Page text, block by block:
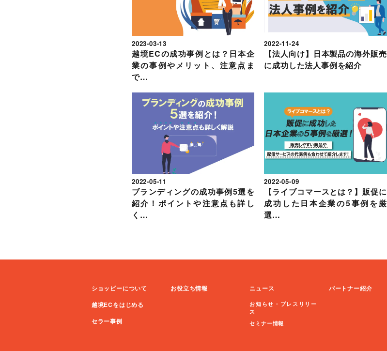
2023-03-13
越境ECの成功事例とは？日本企
業の事例やメリット、注意点ま
で…
2022-11-24
【法人向け】日本製品の海外販売
に成功した法人事例を紹介
2022-05-11
ブランディングの成功事例5選を
紹介！ポイントや注意点も詳し
く…
2022-05-09
【ライブコマースとは？】販促に
成功した日本企業の5事例を厳
選…
ショッピーについて
越境ECをはじめる
セラー事例
お役立ち情報 ニュース
お知らせ・プレスリリー
ス
セミナー情報
パートナー紹介